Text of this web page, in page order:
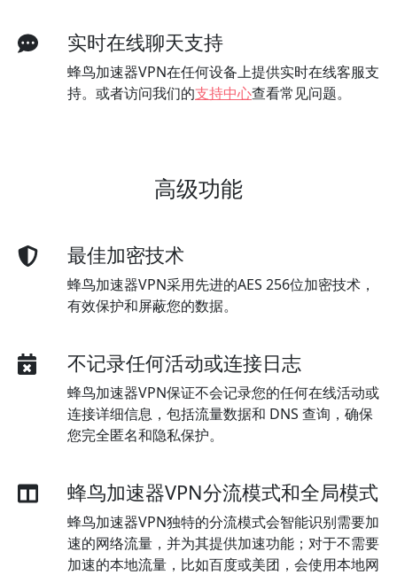
实时在线聊天支持
蜂鸟加速器VPN在任何设备上提供实时在线客服支
持。或者访问我们的支持中心查看常见问题。
高级功能
最佳加密技术
蜂鸟加速器VPN采用先进的AES 256位加密技术，
有效保护和屏蔽您的数据。
不记录任何活动或连接日志
蜂鸟加速器VPN保证不会记录您的任何在线活动或
连接详细信息，包括流量数据和 DNS 查询，确保
您完全匿名和隐私保护。
蜂鸟加速器VPN分流模式和全局模式
蜂鸟加速器VPN独特的分流模式会智能识别需要加
速的网络流量，并为其提供加速功能；对于不需要
加速的本地流量，比如百度或美团，会使用本地网